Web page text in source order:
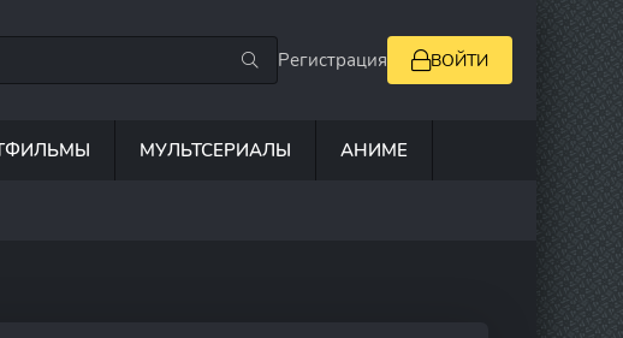
Регистрация ВОЙТИ
МУЛЬТСЕРИАЛЫ АНИМЕ